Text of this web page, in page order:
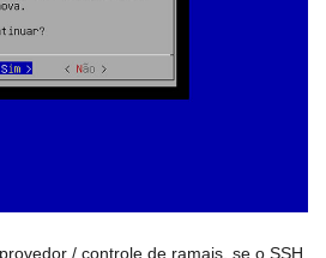
/ controle de ramais, se o SSH